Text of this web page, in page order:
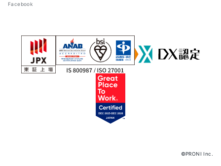
Facebook
©PRONI Inc.